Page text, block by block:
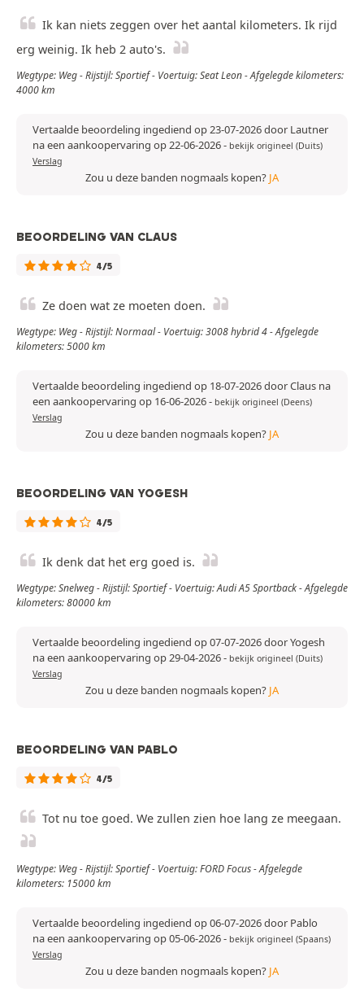
Ik kan niets zeggen over het aantal kilometers. Ik rijd
erg weinig. Ik heb 2 auto's.
Wegtype: Weg - Rijstijl: Sportief - Voertuig: Seat Leon - Afgelegde kilometers:
4000 km
Vertaalde beoordeling ingediend op 23-07-2026 door Lautner
na een aankoopervaring op 22-06-2026- bekijk origineel (Duits)
Verslag
Zou u deze banden nogmaals kopen? JA
BEOORDELING VAN CLAUS
4/5
Ze doen wat ze moeten doen.
Wegtype: Weg - Rijstijl: Normaal - Voertuig: 3008 hybrid 4 - Afgelegde
kilometers: 5000 km
Vertaalde beoordeling ingediend op 18-07-2026 door Claus na
een aankoopervaring op 16-06-2026- bekijk origineel (Deens)
Verslag
Zou u deze banden nogmaals kopen? JA
BEOORDELING VAN YOGESH
4/5
Ik denk dat het erg goed is.
Wegtype: Snelweg - Rijstijl: Sportief - Voertuig: Audi A5 Sportback - Afgelegde
kilometers: 80000 km
Vertaalde beoordeling ingediend op 07-07-2026 door Yogesh
na een aankoopervaring op 29-04-2026- bekijk origineel (Duits)
Verslag
Zou u deze banden nogmaals kopen? JA
BEOORDELING VAN PABLO
4/5
Tot nu toe goed. We zullen zien hoe lang ze meegaan.
Wegtype: Weg - Rijstijl: Sportief - Voertuig: FORD Focus - Afgelegde
kilometers: 15000 km
Vertaalde beoordeling ingediend op 06-07-2026 door Pablo
na een aankoopervaring op 05-06-2026- bekijk origineel (Spaans)
Verslag
Zou u deze banden nogmaals kopen? JA